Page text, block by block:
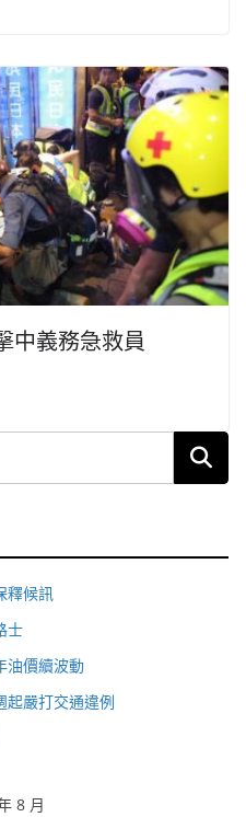
中義務急救員
釋候訊
士
油價續波動
起嚴打交通違例
8 月